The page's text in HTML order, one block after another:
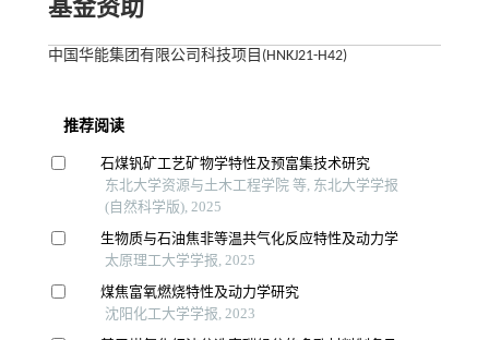
基金资助
中国华能集团有限公司科技项目(HNKJ21-H42)